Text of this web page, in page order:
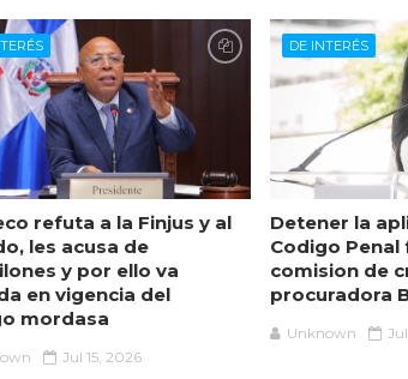
refuta a la Finjus y al
les acusa de
y por ello va
en vigencia del
mordasa
Jul 15, 2026
DE INTERÉS
Detener la
Codigo Penal
comision de
procuradora
Unknown